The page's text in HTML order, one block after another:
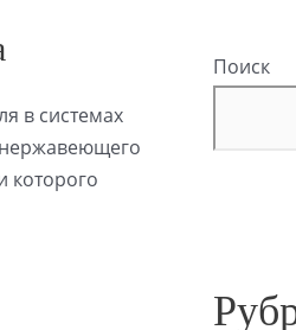
в системах
нержавеющего
которого
Поиск